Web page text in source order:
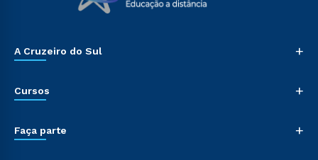
A Cruzeiro do Sul +
Cursos +
Faça parte +